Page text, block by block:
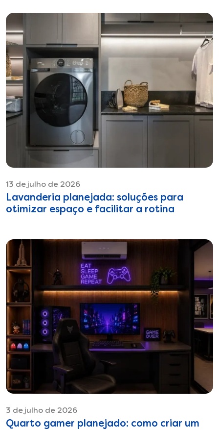
13 de julho de 2026
Lavanderia planejada: soluções para
otimizar espaço e facilitar a rotina
3 de julho de 2026
Quarto gamer planejado: como criar um